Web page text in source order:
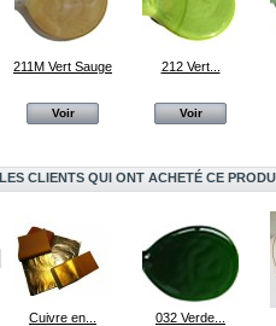
211M Vert Sauge
Voir
212 Vert...
Voir
LES CLIENTS QUI ONT ACHETÉ CE
Cuivre en... 032 Verde...